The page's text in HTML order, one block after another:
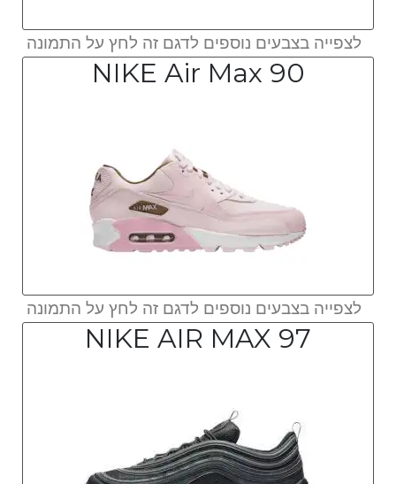
לצפייה בצבעים נוספים לדגם זה לחץ על התמונה
NIKE Air Max 90
לצפייה בצבעים נוספים לדגם זה לחץ על התמונה
NIKE AIR MAX 97